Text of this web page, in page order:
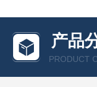
产品
PRODUCT